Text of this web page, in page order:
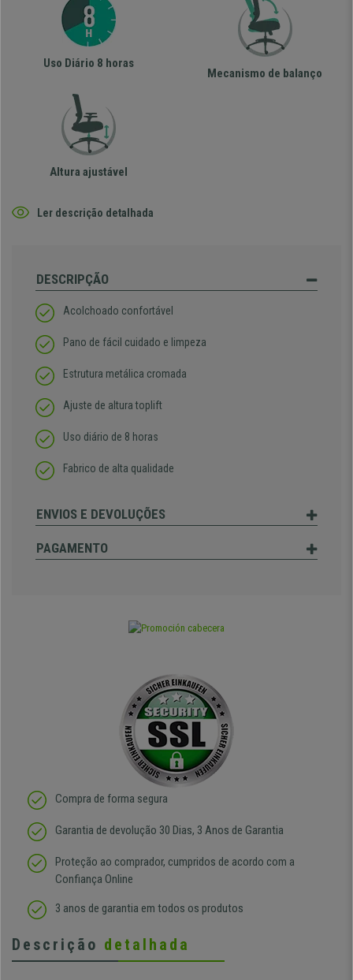
Uso Diário 8 horas
Mecanismo de balanço
Altura ajustável
Ler descrição detalhada
DESCRIPÇÃO
Acolchoado confortável
Pano de fácil cuidado e limpeza
Estrutura metálica cromada
Ajuste de altura toplift
Uso diário de 8 horas
Fabrico de alta qualidade
ENVIOS E DEVOLUÇÕES
PAGAMENTO
Compra de forma segura
Garantia de devolução 30 Dias, 3 Anos de Garantia
Proteção ao comprador, cumpridos de acordo com a
Confiança Online
3 anos de garantia em todos os produtos
Descrição detalhada